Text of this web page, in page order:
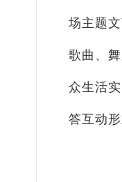
场主题
歌曲、
众生活
答互动